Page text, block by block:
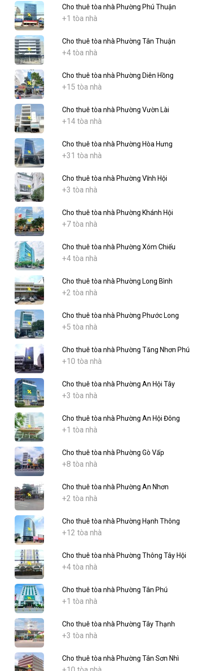
Cho thuê tòa nhà Phường Phú Thuận
+1 tòa nhà
Cho thuê tòa nhà Phường Tân Thuận
+4 tòa nhà
Cho thuê tòa nhà Phường Diên Hồng
+15 tòa nhà
Cho thuê tòa nhà Phường Vườn Lài
+14 tòa nhà
Cho thuê tòa nhà Phường Hòa Hưng
+31 tòa nhà
Cho thuê tòa nhà Phường Vĩnh Hội
+3 tòa nhà
Cho thuê tòa nhà Phường Khánh Hội
+7 tòa nhà
Cho thuê tòa nhà Phường Xóm Chiếu
+4 tòa nhà
Cho thuê tòa nhà Phường Long Bình
+2 tòa nhà
Cho thuê tòa nhà Phường Phước Long
+5 tòa nhà
Cho thuê tòa nhà Phường Tăng Nhơn Phú
+10 tòa nhà
Cho thuê tòa nhà Phường An Hội Tây
+3 tòa nhà
Cho thuê tòa nhà Phường An Hội Đông
+1 tòa nhà
Cho thuê tòa nhà Phường Gò Vấp
+8 tòa nhà
Cho thuê tòa nhà Phường An Nhơn
+2 tòa nhà
Cho thuê tòa nhà Phường Hạnh Thông
+12 tòa nhà
Cho thuê tòa nhà Phường Thông Tây Hội
+4 tòa nhà
Cho thuê tòa nhà Phường Tân Phú
+1 tòa nhà
Cho thuê tòa nhà Phường Tây Thạnh
+3 tòa nhà
Cho thuê tòa nhà Phường Tân Sơn Nhì